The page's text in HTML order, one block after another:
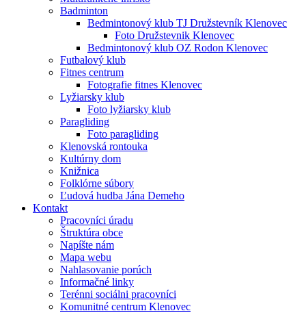
Badminton
Bedmintonový klub TJ Družstevník Klenovec
Foto Družstevnik Klenovec
Bedmintonový klub OZ Rodon Klenovec
Futbalový klub
Fitnes centrum
Fotografie fitnes Klenovec
Lyžiarsky klub
Foto lyžiarsky klub
Paragliding
Foto paragliding
Klenovská rontouka
Kultúrny dom
Knižnica
Folklórne súbory
Ľudová hudba Jána Demeho
Kontakt
Pracovníci úradu
Štruktúra obce
Napíšte nám
Mapa webu
Nahlasovanie porúch
Informačné linky
Terénni sociálni pracovníci
Komunitné centrum Klenovec